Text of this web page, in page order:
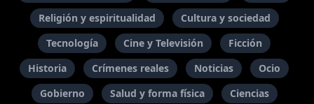
Religión y espiritualidad
Cultura y sociedad
Tecnología
Cine y Televisión
Ficción
Historia
Crímenes reales Noticias
Ocio
Gobierno
Salud y forma física Ciencias